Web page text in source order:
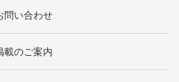
問い合わせ
載のご案内